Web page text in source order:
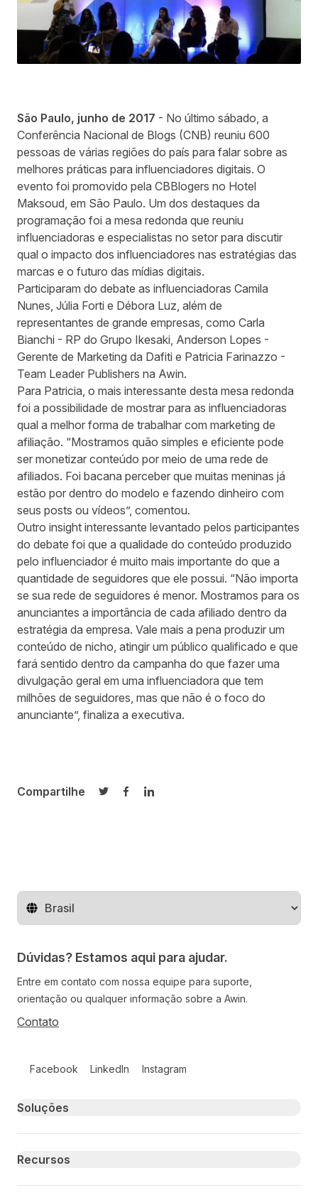
São Paulo, junho de 2017 - No último sábado, a
Conferência Nacional de Blogs (CNB) reuniu 600
pessoas de várias regiões do país para falar sobre as
melhores práticas para influenciadores digitais. O
evento foi promovido pela CBBlogers no Hotel
Maksoud, em São Paulo. Um dos destaques da
programação foi a mesa redonda que reuniu
influenciadoras e especialistas no setor para discutir
qual o impacto dos influenciadores nas estratégias das
marcas e o futuro das mídias digitais.
Participaram do debate as influenciadoras Camila
Nunes, Júlia Forti e Débora Luz, além de
representantes de grande empresas, como Carla
Bianchi - RP do Grupo Ikesaki, Anderson Lopes -
Gerente de Marketing da Dafiti e Patricia Farinazzo -
Team Leader Publishers na Awin.
Para Patricia, o mais interessante desta mesa redonda
foi a possibilidade de mostrar para as influenciadoras
qual a melhor forma de trabalhar com marketing de
afiliação. “Mostramos quão simples e eficiente pode
ser monetizar conteúdo por meio de uma rede de
afiliados. Foi bacana perceber que muitas meninas já
estão por dentro do modelo e fazendo dinheiro com
seus posts ou vídeos”, comentou.
Outro insight interessante levantado pelos participantes
do debate foi que a qualidade do conteúdo produzido
pelo influenciador é muito mais importante do que a
quantidade de seguidores que ele possui. “Não importa
se sua rede de seguidores é menor. Mostramos para os
anunciantes a importância de cada afiliado dentro da
estratégia da empresa. Vale mais a pena produzir um
conteúdo de nicho, atingir um público qualificado e que
fará sentido dentro da campanha do que fazer uma
divulgação geral em uma influenciadora que tem
milhões de seguidores, mas que não é o foco do
anunciante”, finaliza a executiva.
Compartilhe
Compartilhar no Twitter
Compartilhar no Facebook
Compartilhar no LinkedIn
Mude o território
Dúvidas? Estamos aqui para ajudar.
Entre em contato com nossa equipe para suporte,
orientação ou qualquer informação sobre a Awin.
Contato
Facebook LinkedIn Instagram
Primary footer navigation
Soluções
Recursos